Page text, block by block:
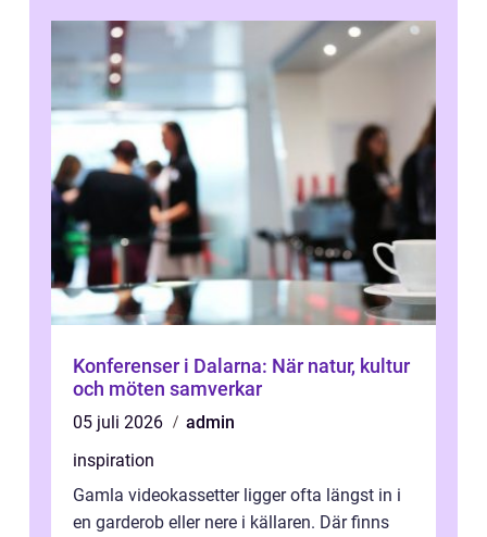
Konferenser i Dalarna: När natur, kultur
och möten samverkar
05 juli 2026
admin
inspiration
Gamla videokassetter ligger ofta längst in i
en garderob eller nere i källaren. Där finns